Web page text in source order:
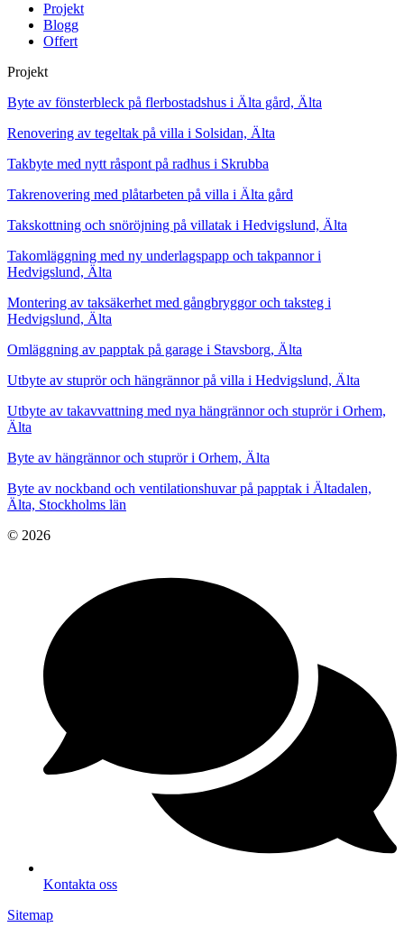
Projekt
Blogg
Offert
Projekt
Byte av fönsterbleck på flerbostadshus i Älta gård, Älta
Renovering av tegeltak på villa i Solsidan, Älta
Takbyte med nytt råspont på radhus i Skrubba
Takrenovering med plåtarbeten på villa i Älta gård
Takskottning och snöröjning på villatak i Hedvigslund, Älta
Takomläggning med ny underlagspapp och takpannor i
Hedvigslund, Älta
Montering av taksäkerhet med gångbryggor och taksteg i
Hedvigslund, Älta
Omläggning av papptak på garage i Stavsborg, Älta
Utbyte av stuprör och hängrännor på villa i Hedvigslund, Älta
Utbyte av takavvattning med nya hängrännor och stuprör i Orhem,
Älta
Byte av hängrännor och stuprör i Orhem, Älta
Byte av nockband och ventilationshuvar på papptak i Ältadalen,
Älta, Stockholms län
© 2026
Kontakta oss
Sitemap